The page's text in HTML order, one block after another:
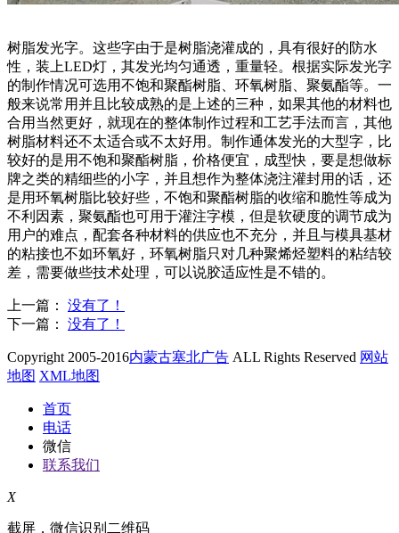
树脂发光字。这些字由于是树脂浇灌成的，具有很好的防水
性，装上LED灯，其发光均匀通透，重量轻。根据实际发光字
的制作情况可选用不饱和聚酯树脂、环氧树脂、聚氨酯等。一
般来说常用并且比较成熟的是上述的三种，如果其他的材料也
合用当然更好，就现在的整体制作过程和工艺手法而言，其他
树脂材料还不太适合或不太好用。制作通体发光的大型字，比
较好的是用不饱和聚酯树脂，价格便宜，成型快，要是想做标
牌之类的精细些的小字，并且想作为整体浇注灌封用的话，还
是用环氧树脂比较好些，不饱和聚酯树脂的收缩和脆性等成为
不利因素，聚氨酯也可用于灌注字模，但是软硬度的调节成为
用户的难点，配套各种材料的供应也不充分，并且与模具基材
的粘接也不如环氧好，环氧树脂只对几种聚烯烃塑料的粘结较
差，需要做些技术处理，可以说胶适应性是不错的。
上一篇： 没有了！
下一篇： 没有了！
Copyright 2005-2016内蒙古塞北广告 ALL Rights Reserved 网站
地图 XML地图
首页
电话
微信
联系我们
X
截屏，微信识别二维码